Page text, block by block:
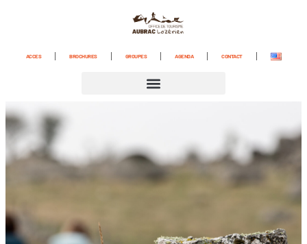
ACCES BROCHURES GROUPES AGENDA CONTACT